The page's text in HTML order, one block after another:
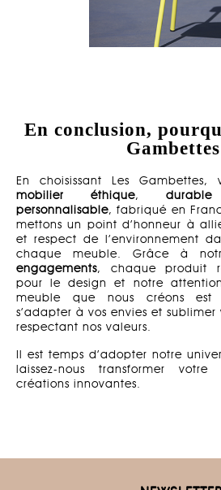
En conclusion,
En choisissant Les
mobilier éthique, durable
personnalisable, fabriqué en
mettons un point d’honneur à
et respect de l’environnement
chaque meuble. Grâce à
engagements, chaque produit
pour le design et notre
meuble que nous créons
s’adapter à vos envies et
respectant nos valeurs.
Il est temps d’adopter notre
laissez-nous transformer
créations innovantes.